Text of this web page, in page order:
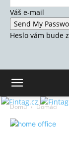
Váš e-mail
Heslo vám bude
Domů Domácí